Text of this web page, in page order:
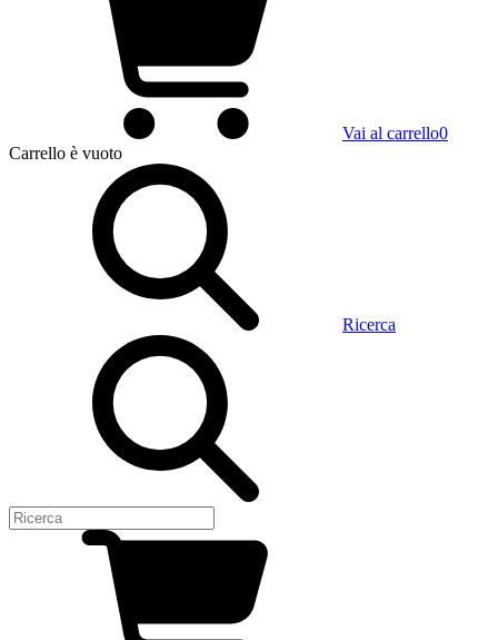
Vai al carrello0
Carrello è vuoto
Ricerca